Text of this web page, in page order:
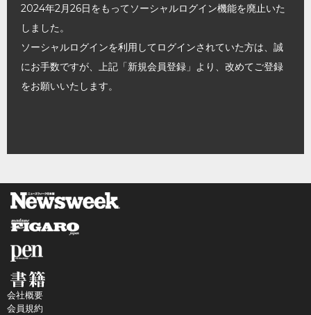
2024年2月26日をもってソーシャルログイン機能を廃止いた
しました。
ソーシャルログインを利用してログインされていた方は、誠
にお手数ですが、上記「新規会員登録」より、改めてご登録
をお願いいたします。
会社概要
会員規約